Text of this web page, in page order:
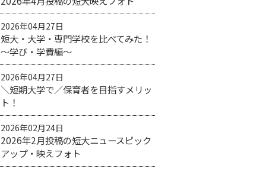
2026年04月27日
短大・大学・専門学校を比べてみた！
〜学び・学費編〜
2026年04月27日
＼短期大学で／保育者を目指すメリッ
ト！
2026年02月24日
2026年2月投稿の短大ニュースピック
アップ・映えフォト